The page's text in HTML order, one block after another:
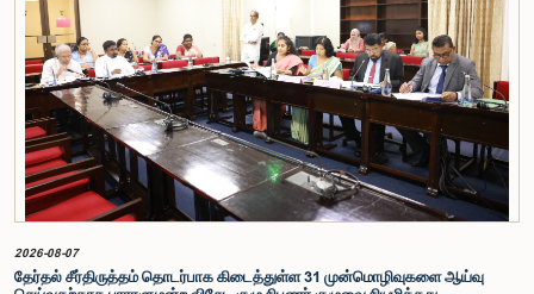
சம்பளத்தை விசேடமாக பரிசீலிக்க முடியும் என்பதையும் குழு சுட்டிக்காட்டியது.முன்மொழியப்பட்ட சம்பளத்
தொகை, முன்னர் பதவி வகித்த கணக்காய்வாளர் நாயகங்களின் சம்பளங்களையும் கருத்தில் கொண்டு
நிர்ணயிக்கப்பட்டதாக அதிகாரிகள் தெரிவித்தனர். இதற்கு முன்னர், சம்பளங்கள் மற்றும் பணியாளர்
ஆணைக்குழுவே இத்தகைய சம்பளங்களை நிர்ணயித்து வந்த போதிலும், தற்போது அத்தகைய
ஆணைக்குழு இல்லையெனவும் அதிகாரிகள் குறிப்பிட்டனர்.கணக்காய்வாளர் நாயகத்திற்கான
முன்மொழியப்பட்ட சம்பள மட்டத்தை குழு அங்கீகரித்திருந்தாலும், அப்பதவிக்கு வழங்கப்பட்டுள்ள
பொறுப்புகள் மற்றும் கடமைகளின் முக்கியத்துவத்தை கருத்தில் கொண்டு, அந்தச் சம்பளம் மேலும்
உயர்ந்த மட்டத்தில் இருக்க வேண்டும் என்ற கருத்தை குழுத் தலைவர் உள்ளிட்ட உறுப்பினர்கள்
முன்வைத்தனர்.அதன்படி, எதிர்காலத்தில் இச்சம்பள மட்டம் தொடர்பாக மேலும் கவனம் செலுத்தி
தேவையான தீர்மானங்கள் எடுக்கப்பட வேண்டியதன் அவசியம் குழுவில் வலியுறுத்தப்பட்டது. மேலும்,
நிரந்தரமானதும் சுயாதீனமானதுமான சம்பள மற்றும் பணியாளர் ஆணைக்குழுவை நிறுவுவதற்கான
யோசனையையும் குழுத் தலைவர் முன்வைத்தார்.
2026-08-07
தேர்தல் சீர்திருத்தம் தொடர்பாக கிடைத்துள்ள 31 முன்மொழிவுகளை ஆய்வு